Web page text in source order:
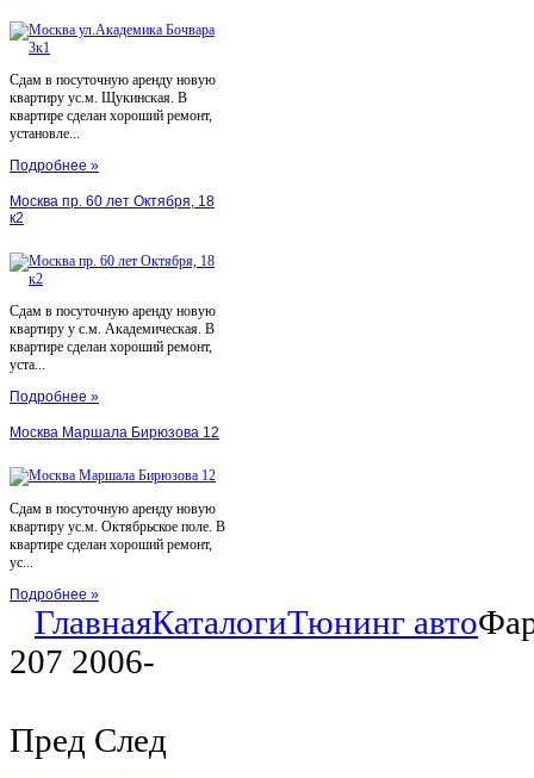
Сдам в посуточную аренду новую
квартиру ус.м. Щукинская. В
квартире сделан хороший ремонт,
установле...
Подробнее »
Москва пр. 60 лет Октября, 18
к2
Сдам в посуточную аренду новую
квартиру у с.м. Академическая. В
квартире сделан хороший ремонт,
уста...
Подробнее »
Москва Маршала Бирюзова 12
Сдам в посуточную аренду новую
квартиру ус.м. Октябрьское поле. В
квартире сделан хороший ремонт,
ус...
Подробнее »
ГлавнаяКаталогиТюнинг авто
207 2006-
Пред След